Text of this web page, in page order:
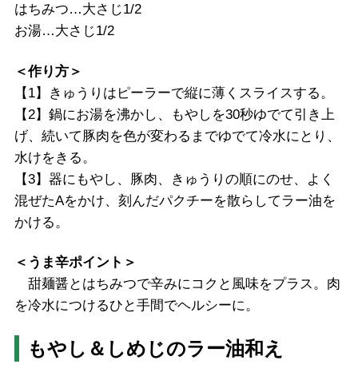
はちみつ…大さじ1/2
お湯…大さじ1/2
＜作り方＞
【1】きゅうりはピーラーで縦に薄くスライスする。
【2】鍋にお湯を沸かし、もやしを30秒ゆでて引き上
げ、続いて豚肉を色が変わるまでゆでて冷水にとり、
水けをきる。
【3】器にもやし、豚肉、きゅうりの順にのせ、よく
混ぜたAをかけ、刻んだパクチーを散らしてラー油を
かける。
＜うま辛ポイント＞
甜麺醤とはちみつで辛みにコクと風味をプラス。肉
を冷水につけるひと手間でヘルシーに。
もやし＆しめじのラー油和え